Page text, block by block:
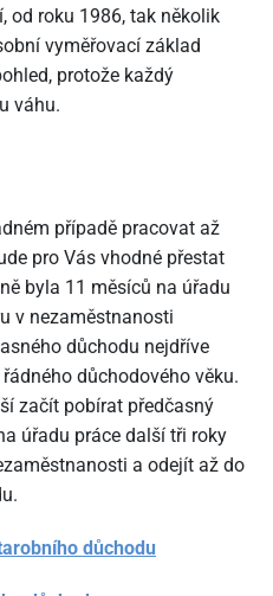
od roku 1986, tak několik
vyměřovací základ
protože každý
váhu.
případě pracovat až
pro Vás vhodné přestat
byla 11 měsíců na úřadu
v nezaměstnanosti
důchodu nejdříve
důchodového věku.
začít pobírat předčasný
úřadu práce další tři roky
a odejít až do
důchodu